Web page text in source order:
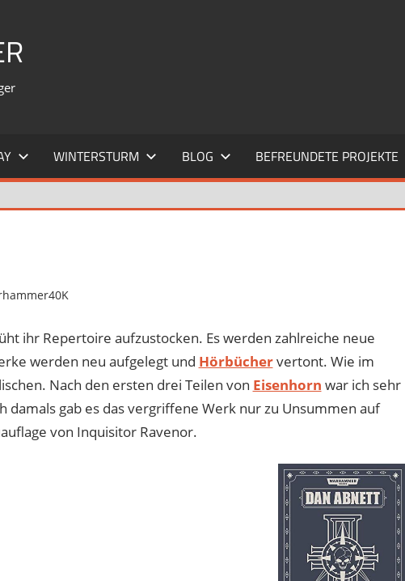
WINTERSTURM BLOG BEFREUNDETE PROJEKTE
ihr Repertoire aufzustocken. Es werden zahlreiche neue
werden neu aufgelegt und Hörbüchervertont. Wie im
Nach den ersten drei Teilen von Eisenhorn war ich sehr
damals gab es das vergriffene Werk nur zu Unsummen auf
von Inquisitor Ravenor.